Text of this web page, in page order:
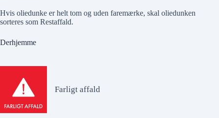
Hvis oliedunke er helt tom og uden faremærke, skal oliedunken
sorteres som Restaffald.
Derhjemme
Farligt affald